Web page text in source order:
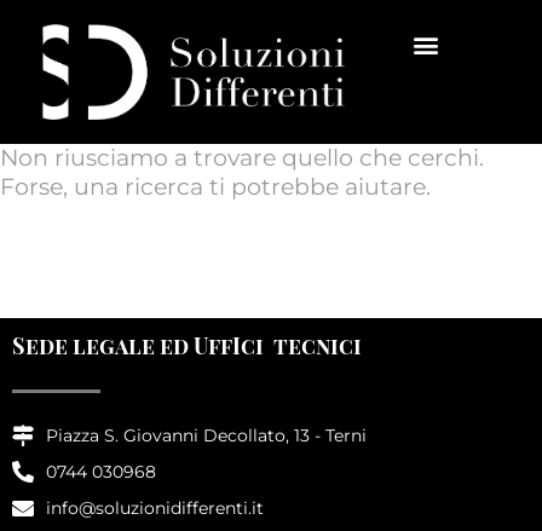
Non riusciamo a trovare quello che cerchi.
Forse, una ricerca ti potrebbe aiutare.
Sede legale ed UffIci tecnici
Piazza S. Giovanni Decollato, 13 - Terni
0744 030968
info@soluzionidifferenti.it